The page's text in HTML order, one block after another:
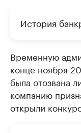
История
Временную
конце ноября
была отозвана
компанию
открыли